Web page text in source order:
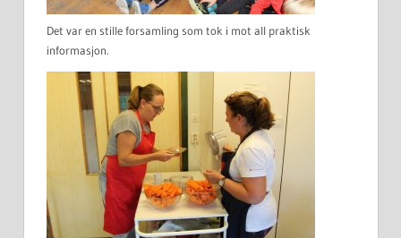
Det var en stille forsamling som tok i mot all praktisk
informasjon.